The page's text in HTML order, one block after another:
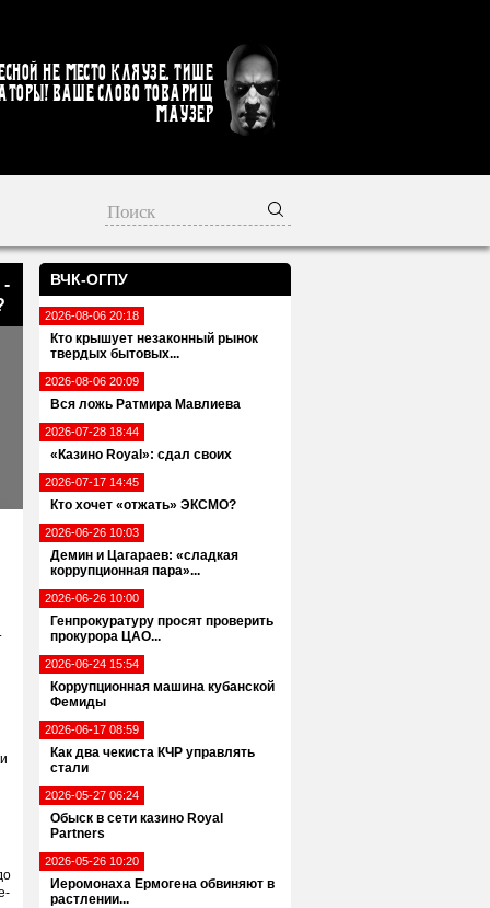
не место кляузе. Тише
Ваше слово товарищ
Маузер
ВЧК-ОГПУ
2026-08-06 20:18
Кто крышует незаконный рынок
твердых бытовых...
2026-08-06 20:09
Вся ложь Ратмира Мавлиева
2026-07-28 18:44
«Казино Royal»: сдал своих
2026-07-17 14:45
Кто хочет «отжать» ЭКСМО?
2026-06-26 10:03
Демин и Цагараев: «сладкая
коррупционная пара»...
2026-06-26 10:00
Генпрокуратуру просят проверить
прокурора ЦАО...
2026-06-24 15:54
Коррупционная машина кубанской
Фемиды
2026-06-17 08:59
Как два чекиста КЧР управлять
стали
2026-05-27 06:24
Обыск в сети казино Royal
Partners
2026-05-26 10:20
Иеромонаха Ермогена обвиняют в
растлении...
-